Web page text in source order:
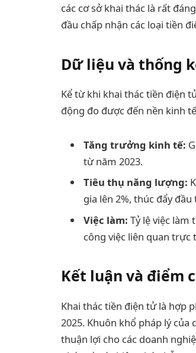
các cơ sở khai thác là rất
đầu chấp nhận các loại tiền
Dữ liệu và thống
Kể từ khi khai thác tiền điện
động đo được đến nền kinh
Tăng trưởng kinh tế:
từ năm 2023.
Tiêu thụ năng lượng:
gia lên 2%, thúc đẩy
Việc làm: Tỷ lệ việc làm
công việc liên quan trực
Kết luận và điểm
Khai thác tiền điện tử là hợp
2025. Khuôn khổ pháp lý
thuận lợi cho các doanh